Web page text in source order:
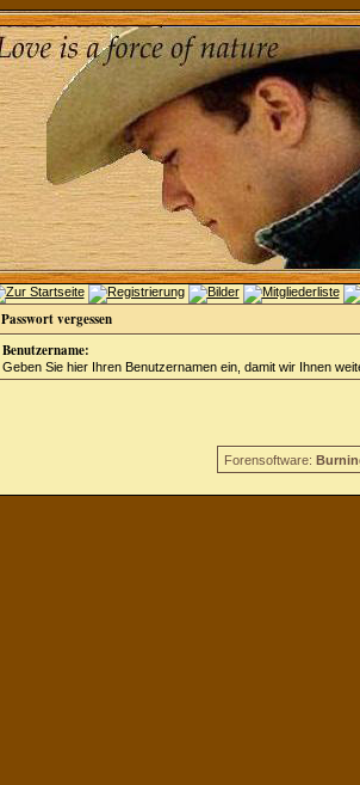
Passwort vergessen
Benutzername:
Geben Sie hier Ihren Benutzernamen ein, damit wir Ihnen
Forensoftware: